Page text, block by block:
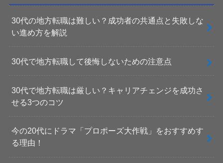
30代の地方転職は難しい？成功者の共通点と失敗しな
い進め方を解説
30代で地方転職して後悔しないための注意点
30代で地方転職は厳しい？キャリアチェンジを成功さ
せる3つのコツ
今の20代にドラマ「プロポーズ大作戦」をおすすめす
る理由！